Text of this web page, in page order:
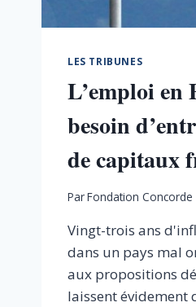
LES TRIBUNES
L’emploi en
besoin
de capitaux
ParFondation Concorde
Vingt-trois ans
dans un pays mal
aux propositions
laissent évidement